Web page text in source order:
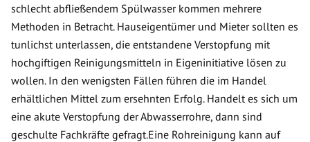
schlecht abfließendem Spülwasser kommen mehrere
Methoden in Betracht. Hauseigentümer und Mieter sollten es
tunlichst unterlassen, die entstandene Verstopfung mit
hochgiftigen Reinigungsmitteln in Eigeninitiative lösen zu
wollen. In den wenigsten Fällen führen die im Handel
erhältlichen Mittel zum ersehnten Erfolg. Handelt es sich um
eine akute Verstopfung der Abwasserrohre, dann sind
geschulte Fachkräfte gefragt.Eine Rohreinigung kann auf